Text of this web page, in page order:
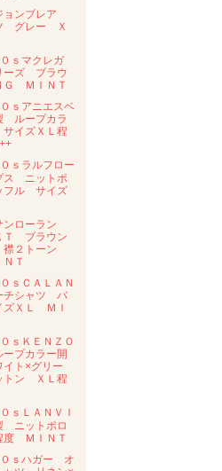
ョンブレア
グレー Ｘ
ｓマクレガ
ーズ ブラウ
Ｇ ＭＩＮＴ
ｓアニエスベ
ループカラ
イズＸＬ程
ｓラルフロー
ス ニットポ
フル サイズ
ンローラン
Ｔ ブラウン
襟２トーン
Ｔ
ｓＣＡＬＡＮ
チシャツ バ
ＸＬ ＭＩ
ｓＫＥＮＺＯ
プカラー開
ト×グリー
トン ＸＬ程
ｓＬＡＮＶＩ
ニットポロ
度 ＭＩＮＴ
０ｓハガー オ